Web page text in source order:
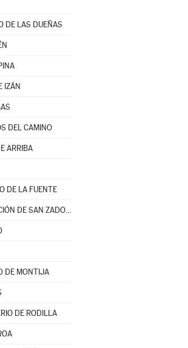
DE LAS DUEÑAS
IZÁN
DEL CAMINO
ARRIBA
DE LA FUENTE
JURISDICCIÓN DE SAN ZADORNIL
DE MONTIJA
DE RODILLA